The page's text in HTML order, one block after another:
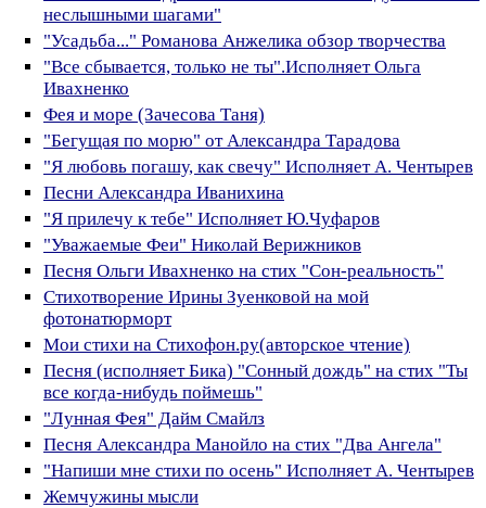
неслышными шагами"
"Усадьба..." Романова Анжелика обзор творчества
"Все сбывается, только не ты".Исполняет Ольга
Ивахненко
Фея и море (Зачесова Таня)
"Бегущая по морю" от Александра Тарадова
"Я любовь погашу, как свечу" Исполняет А. Чентырев
Песни Александра Иванихина
"Я прилечу к тебе" Исполняет Ю.Чуфаров
"Уважаемые Феи" Николай Верижников
Песня Ольги Ивахненко на стих "Сон-реальность"
Стихотворение Ирины Зуенковой на мой
фотонатюрморт
Мои стихи на Стихофон.ру(авторское чтение)
Песня (исполняет Бика) "Сонный дождь" на стих "Ты
все когда-нибудь поймешь"
"Лунная Фея" Дайм Смайлз
Песня Александра Манойло на стих "Два Ангела"
"Напиши мне стихи по осень" Исполняет А. Чентырев
Жемчужины мысли